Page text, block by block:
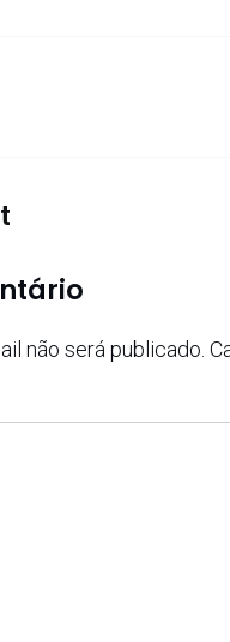
não será publicado.